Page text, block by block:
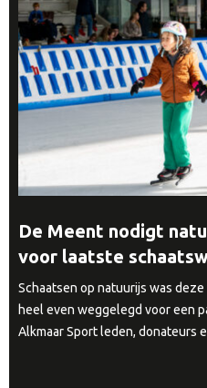
De Meent nodigt
voor laatste
Schaatsen op natuurijs was
heel even weggelegd voor een
Alkmaar Sport leden, donateurs